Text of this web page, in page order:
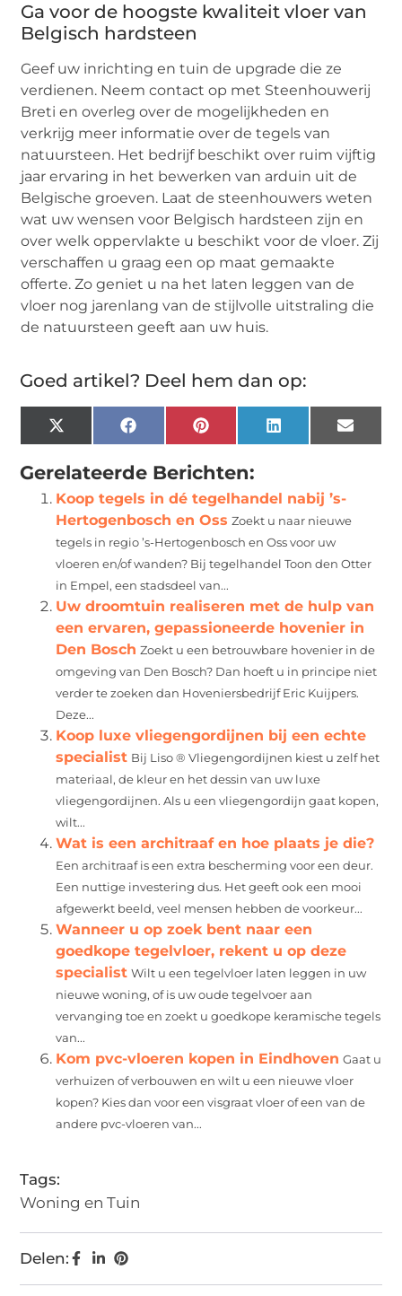
Ga voor de hoogste kwaliteit vloer van
Belgisch hardsteen
Geef uw inrichting en tuin de upgrade die ze
verdienen. Neem contact op met Steenhouwerij
Breti en overleg over de mogelijkheden en
verkrijg meer informatie over de tegels van
natuursteen. Het bedrijf beschikt over ruim vijftig
jaar ervaring in het bewerken van arduin uit de
Belgische groeven. Laat de steenhouwers weten
wat uw wensen voor Belgisch hardsteen zijn en
over welk oppervlakte u beschikt voor de vloer. Zij
verschaffen u graag een op maat gemaakte
offerte. Zo geniet u na het laten leggen van de
vloer nog jarenlang van de stijlvolle uitstraling die
de natuursteen geeft aan uw huis.
Goed artikel? Deel hem dan op:
X
(Twitter)
FacebookPinterest LinkedIn Email
Gerelateerde Berichten:
Koop tegels in dé tegelhandel nabij ’s-
Hertogenbosch en Oss Zoekt u naar nieuwe
tegels in regio ’s-Hertogenbosch en Oss voor uw
vloeren en/of wanden? Bij tegelhandel Toon den Otter
in Empel, een stadsdeel van...
Uw droomtuin realiseren met de hulp van
een ervaren, gepassioneerde hovenier in
Den Bosch Zoekt u een betrouwbare hovenier in de
omgeving van Den Bosch? Dan hoeft u in principe niet
verder te zoeken dan Hoveniersbedrijf Eric Kuijpers.
Deze...
Koop luxe vliegengordijnen bij een echte
specialist Bij Liso ® Vliegengordijnen kiest u zelf het
materiaal, de kleur en het dessin van uw luxe
vliegengordijnen. Als u een vliegengordijn gaat kopen,
wilt...
Wat is een architraaf en hoe plaats je die?
Een architraaf is een extra bescherming voor een deur.
Een nuttige investering dus. Het geeft ook een mooi
afgewerkt beeld, veel mensen hebben de voorkeur...
Wanneer u op zoek bent naar een
goedkope tegelvloer, rekent u op deze
specialist Wilt u een tegelvloer laten leggen in uw
nieuwe woning, of is uw oude tegelvoer aan
vervanging toe en zoekt u goedkope keramische tegels
van...
Kom pvc-vloeren kopen in Eindhoven Gaat u
verhuizen of verbouwen en wilt u een nieuwe vloer
kopen? Kies dan voor een visgraat vloer of een van de
andere pvc-vloeren van...
Tags:
Woning en Tuin
Delen: